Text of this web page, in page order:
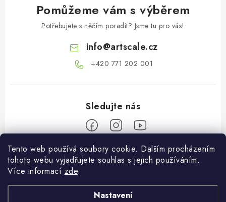
Tento web používá soubory cookie. Dalším procházením
tohoto webu vyjadřujete souhlas s jejich používáním..
Více informací zde.
Nastavení
Pomůžeme vám s výběrem
Potřebujete s něčím poradit? Jsme tu pro vás!
info@artscale.cz
+420 771 202 001​
Informace pro vás